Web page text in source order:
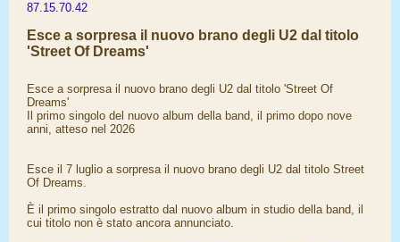
87.15.70.42
Esce a sorpresa il nuovo brano degli U2 dal titolo
'Street Of Dreams'
Esce a sorpresa il nuovo brano degli U2 dal titolo 'Street Of
Dreams'
Il primo singolo del nuovo album della band, il primo dopo nove
anni, atteso nel 2026
Esce il 7 luglio a sorpresa il nuovo brano degli U2 dal titolo Street
Of Dreams.
È il primo singolo estratto dal nuovo album in studio della band, il
cui titolo non è stato ancora annunciato.